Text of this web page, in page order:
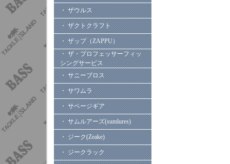
・ ザウルス
・ ザクトクラフト
・ ザップ（ZAPPU）
・ ザ・プロフェッサーフィッ
シングサービス
・ サニーブロス
・ サワムラ
・ サベージギア
・ サムルアーズ(sumlures)
・ ジーク(Zeake)
・ ジークラック